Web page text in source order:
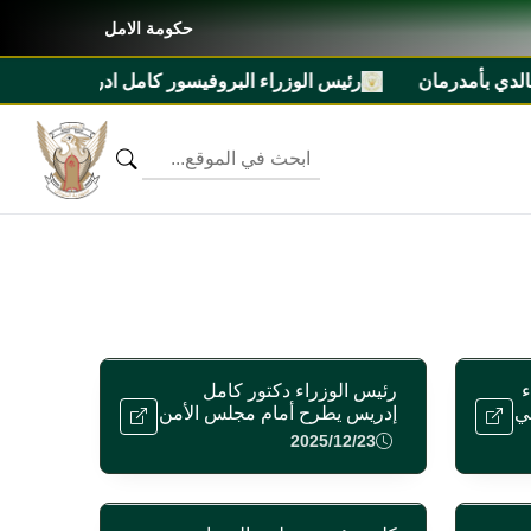
حكومة الامل
رئيس الوزراء البروفيسور كامل ادريس يشرّف
رئيس الوزراء دكتور كامل
إدريس يطرح أمام مجلس الأمن
مبادرة السودان للسلام
2025/12/23